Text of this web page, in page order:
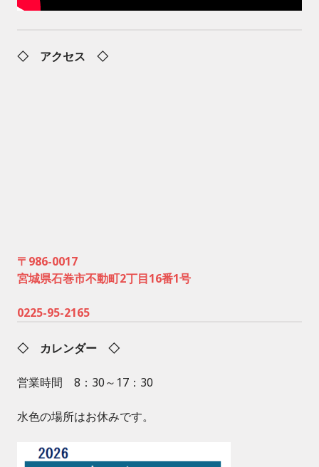
◇ アクセス ◇
〒986-0017
宮城県石巻市不動町2丁目16番1号
0225-95-2165
◇ カレンダー ◇
営業時間 8：30～17：30
水色の場所はお休みです。